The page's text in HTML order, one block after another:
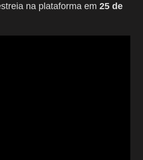
na plataforma em 25 de